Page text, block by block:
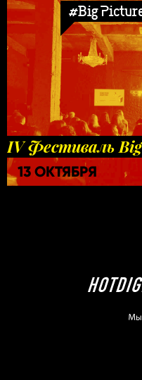
#Big
IV Фестиваль
13 ОКТЯБРЯ